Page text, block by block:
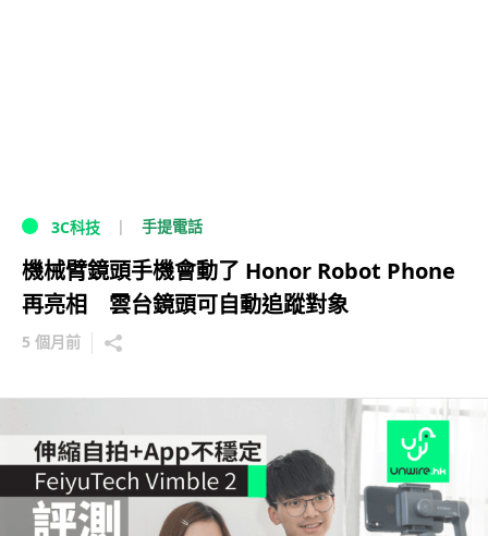
3C科技 手提電話
機械臂鏡頭手機會動了 Honor Robot Phone
再亮相 雲台鏡頭可自動追蹤對象
5 個月前